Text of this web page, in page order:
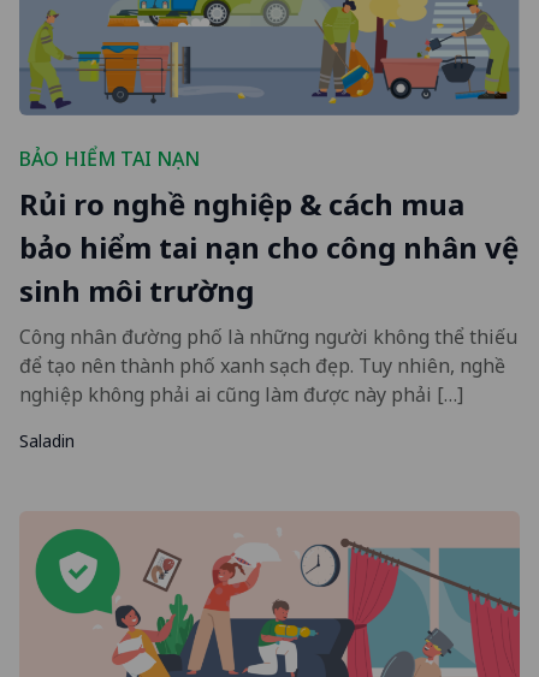
BẢO HIỂM TAI NẠN
Rủi ro nghề nghiệp & cách mua
bảo hiểm tai nạn cho công nhân vệ
sinh môi trường
Công nhân đường phố là những người không thể thiếu
để tạo nên thành phố xanh sạch đẹp. Tuy nhiên, nghề
nghiệp không phải ai cũng làm được này phải […]
Saladin